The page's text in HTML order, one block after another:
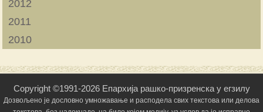
2012
2011
2010
Copyright ©1991-2026 Епархија рашко-призренска у егзилу
Дозвољено је дословно умножавање и расподела свих текстова или делова